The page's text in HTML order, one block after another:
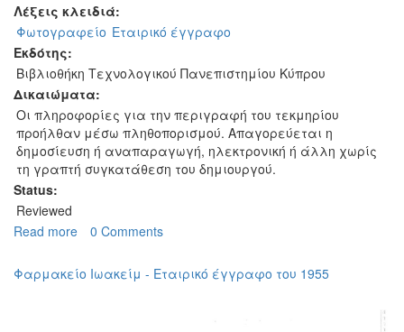
Λέξεις κλειδιά:
Φωτογραφείο Εταιρικό έγγραφο
Εκδότης:
Βιβλιοθήκη Τεχνολογικού Πανεπιστημίου Κύπρου
Δικαιώματα:
Οι πληροφορίες για την περιγραφή του τεκμηρίου
προήλθαν μέσω πληθοπορισμού. Απαγορεύεται η
δημοσίευση ή αναπαραγωγή, ηλεκτρονική ή άλλη χωρίς
τη γραπτή συγκατάθεση του δημιουργού.
Status:
Reviewed
Read more about
Κιλικιτά
-
0 Comments
Φαρμακείο Ιωακείμ - Εταιρικό έγγραφο του 1955